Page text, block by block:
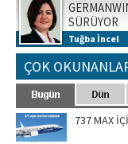
SÜRÜYOR
Tuğba İncel
ÇOK
737 MAX